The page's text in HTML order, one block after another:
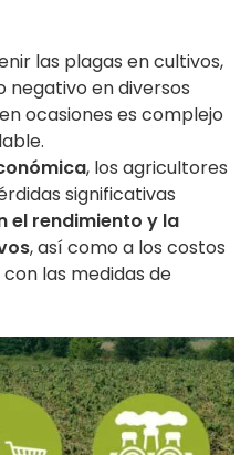
las plagas en cultivos,
negativo en diversos
ocasiones es complejo
, los agricultores
significativas
el rendimiento y la
, así como a los costos
las medidas de